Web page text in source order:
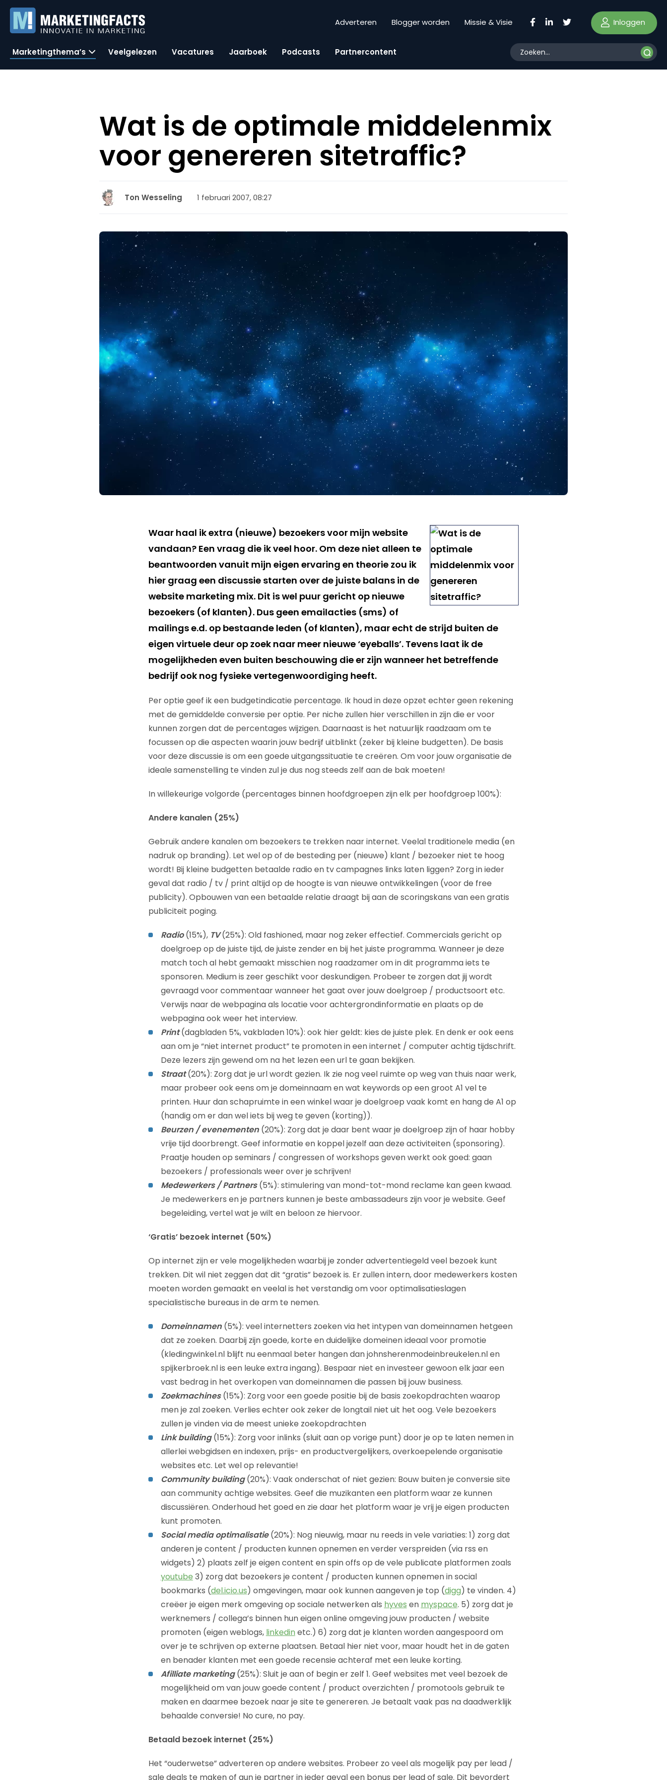
Adverteren Blogger worden Missie & Visie Inloggen
Marketingthema’s Veelgelezen Vacatures Jaarboek Podcasts Partnercontent
Wat is de optimale middelenmix
voor genereren sitetraffic?
Ton Wesseling 1 februari 2007, 08:27
Waar haal ik extra (nieuwe) bezoekers voor mijn website
vandaan? Een vraag die ik veel hoor. Om deze niet alleen te
beantwoorden vanuit mijn eigen ervaring en theorie zou ik
hier graag een discussie starten over de juiste balans in de
website marketing mix. Dit is wel puur gericht op nieuwe
bezoekers (of klanten). Dus geen emailacties (sms) of
mailings e.d. op bestaande leden (of klanten), maar echt de strijd buiten de
eigen virtuele deur op zoek naar meer nieuwe ‘eyeballs’. Tevens laat ik de
mogelijkheden even buiten beschouwing die er zijn wanneer het betreffende
bedrijf ook nog fysieke vertegenwoordiging heeft.
Per optie geef ik een budgetindicatie percentage. Ik houd in deze opzet echter geen rekening
met de gemiddelde conversie per optie. Per niche zullen hier verschillen in zijn die er voor
kunnen zorgen dat de percentages wijzigen. Daarnaast is het natuurlijk raadzaam om te
focussen op die aspecten waarin jouw bedrijf uitblinkt (zeker bij kleine budgetten). De basis
voor deze discussie is om een goede uitgangssituatie te creëren. Om voor jouw organisatie de
ideale samenstelling te vinden zul je dus nog steeds zelf aan de bak moeten!
In willekeurige volgorde (percentages binnen hoofdgroepen zijn elk per hoofdgroep 100%):
Andere kanalen (25%)
Gebruik andere kanalen om bezoekers te trekken naar internet. Veelal traditionele media (en
nadruk op branding). Let wel op of de besteding per (nieuwe) klant / bezoeker niet te hoog
wordt! Bij kleine budgetten betaalde radio en tv campagnes links laten liggen? Zorg in ieder
geval dat radio / tv / print altijd op de hoogte is van nieuwe ontwikkelingen (voor de free
publicity). Opbouwen van een betaalde relatie draagt bij aan de scoringskans van een gratis
publiciteit poging.
Radio(15%), TV(25%): Old fashioned, maar nog zeker effectief. Commercials gericht op
doelgroep op de juiste tijd, de juiste zender en bij het juiste programma. Wanneer je deze
match toch al hebt gemaakt misschien nog raadzamer om in dit programma iets te
sponsoren. Medium is zeer geschikt voor deskundigen. Probeer te zorgen dat jij wordt
gevraagd voor commentaar wanneer het gaat over jouw doelgroep / productsoort etc.
Verwijs naar de webpagina als locatie voor achtergrondinformatie en plaats op de
webpagina ook weer het interview.
Print(dagbladen 5%, vakbladen 10%): ook hier geldt: kies de juiste plek. En denk er ook eens
aan om je “niet internet product” te promoten in een internet / computer achtig tijdschrift.
Deze lezers zijn gewend om na het lezen een url te gaan bekijken.
Straat(20%): Zorg dat je url wordt gezien. Ik zie nog veel ruimte op weg van thuis naar werk,
maar probeer ook eens om je domeinnaam en wat keywords op een groot A1 vel te
printen. Huur dan schapruimte in een winkel waar je doelgroep vaak komt en hang de A1 op
(handig om er dan wel iets bij weg te geven (korting)).
Beurzen / evenementen(20%): Zorg dat je daar bent waar je doelgroep zijn of haar hobby
vrije tijd doorbrengt. Geef informatie en koppel jezelf aan deze activiteiten (sponsoring).
Praatje houden op seminars / congressen of workshops geven werkt ook goed: gaan
bezoekers / professionals weer over je schrijven!
Medewerkers / Partners(5%): stimulering van mond-tot-mond reclame kan geen kwaad.
Je medewerkers en je partners kunnen je beste ambassadeurs zijn voor je website. Geef
begeleiding, vertel wat je wilt en beloon ze hiervoor.
‘Gratis’ bezoek internet (50%)
Op internet zijn er vele mogelijkheden waarbij je zonder advertentiegeld veel bezoek kunt
trekken. Dit wil niet zeggen dat dit “gratis” bezoek is. Er zullen intern, door medewerkers kosten
moeten worden gemaakt en veelal is het verstandig om voor optimalisatieslagen
specialistische bureaus in de arm te nemen.
Domeinnamen(5%): veel internetters zoeken via het intypen van domeinnamen hetgeen
dat ze zoeken. Daarbij zijn goede, korte en duidelijke domeinen ideaal voor promotie
(kledingwinkel.nl blijft nu eenmaal beter hangen dan johnsherenmodeinbreukelen.nl en
spijkerbroek.nl is een leuke extra ingang). Bespaar niet en investeer gewoon elk jaar een
vast bedrag in het overkopen van domeinnamen die passen bij jouw business.
Zoekmachines(15%): Zorg voor een goede positie bij de basis zoekopdrachten waarop
men je zal zoeken. Verlies echter ook zeker de longtail niet uit het oog. Vele bezoekers
zullen je vinden via de meest unieke zoekopdrachten
Link building(15%): Zorg voor inlinks (sluit aan op vorige punt) door je op te laten nemen in
allerlei webgidsen en indexen, prijs- en productvergelijkers, overkoepelende organisatie
websites etc. Let wel op relevantie!
Community building(20%): Vaak onderschat of niet gezien: Bouw buiten je conversie site
aan community achtige websites. Geef die muzikanten een platform waar ze kunnen
discussiëren. Onderhoud het goed en zie daar het platform waar je vrij je eigen producten
kunt promoten.
Social media optimalisatie(20%): Nog nieuwig, maar nu reeds in vele variaties: 1) zorg dat
anderen je content / producten kunnen opnemen en verder verspreiden (via rss en
widgets) 2) plaats zelf je eigen content en spin offs op de vele publicate platformen zoals
youtube 3) zorg dat bezoekers je content / producten kunnen opnemen in social
bookmarks (del.icio.us) omgevingen, maar ook kunnen aangeven je top (digg) te vinden. 4)
creëer je eigen merk omgeving op sociale netwerken als hyves en myspace. 5) zorg dat je
werknemers / collega’s binnen hun eigen online omgeving jouw producten / website
promoten (eigen weblogs, linkedin etc.) 6) zorg dat je klanten worden aangespoord om
over je te schrijven op externe plaatsen. Betaal hier niet voor, maar houdt het in de gaten
en benader klanten met een goede recensie achteraf met een leuke korting.
Afilliate marketing(25%): Sluit je aan of begin er zelf 1. Geef websites met veel bezoek de
mogelijkheid om van jouw goede content / product overzichten / promotools gebruik te
maken en daarmee bezoek naar je site te genereren. Je betaalt vaak pas na daadwerklijk
behaalde conversie! No cure, no pay.
Betaald bezoek internet (25%)
Het “ouderwetse” adverteren op andere websites. Probeer zo veel als mogelijk pay per lead /
sale deals te maken of gun je partner in ieder geval een bonus per lead of sale. Dit bevordert